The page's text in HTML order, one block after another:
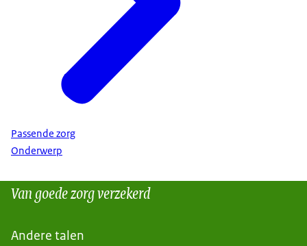
Passende zorg
Onderwerp
Van goede zorg verzekerd
Andere talen